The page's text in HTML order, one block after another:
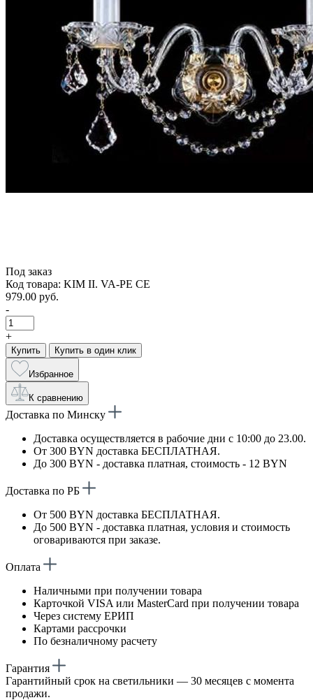
Под заказ
Код товара: KIM II. VA-PE CE
979.00 руб.
-
+
Купить Купить в один клик
Избранное
К сравнению
Доставка по Минску
Доставка осуществляется в рабочие дни с 10:00 до 23.00.
От 300 BYN доставка БЕСПЛАТНАЯ.
До 300 BYN - доставка платная, стоимость - 12 BYN
Доставка по РБ
От 500 BYN доставка БЕСПЛАТНАЯ.
До 500 BYN - доставка платная, условия и стоимость
оговариваются при заказе.
Оплата
Наличными при получении товара
Карточкой VISA или MasterCard при получении товара
Через систему ЕРИП
Картами рассрочки
По безналичному расчету
Гарантия
Гарантийный срок на светильники — 30 месяцев с момента
продажи.